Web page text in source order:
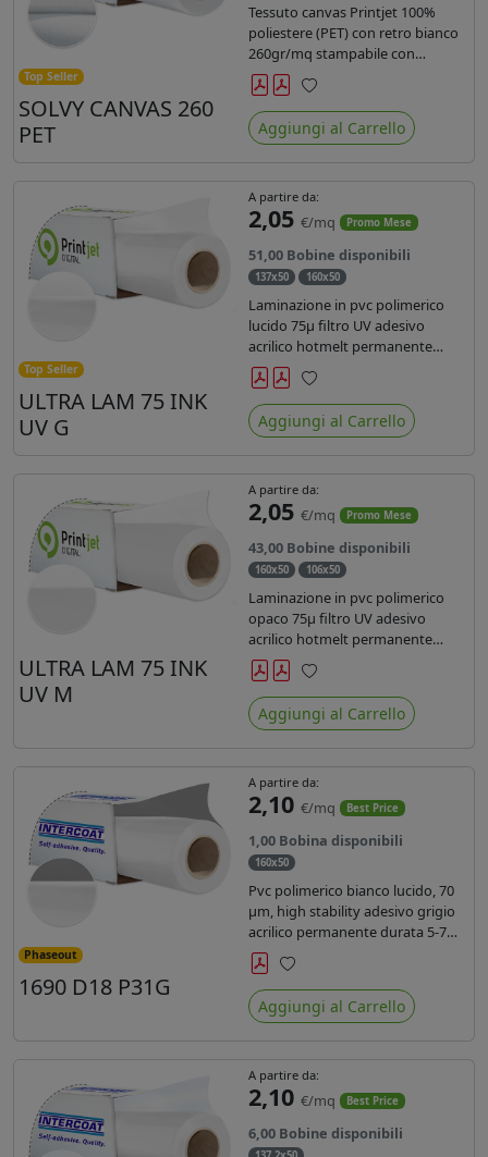
Top Seller
SOLVY CANVAS 260
PET
Tessuto canvas Printjet 100%
poliestere (PET) con retro bianco
260gr/mq stampabile con
inchiostri solvente, ecosolvente,
uv e latex.
Preferiti
Aggiungi al Carrello
Top Seller
ULTRA LAM 75 INK
UV G
A partire da:
2,05 €/mq Promo Mese
51,00 Bobine disponibili
137x50 160x50
Laminazione in pvc polimerico
lucido 75µ filtro UV adesivo
acrilico hotmelt permanente
specifico per stampe con
inchiostri UV durata 7 anni indoor
e 5 outdoor. Dotato di certificato
ignifugo Bs1d0.
Preferiti
Aggiungi al Carrello
ULTRA LAM 75 INK
UV M
A partire da:
2,05 €/mq Promo Mese
43,00 Bobine disponibili
160x50 106x50
Laminazione in pvc polimerico
opaco 75µ filtro UV adesivo
acrilico hotmelt permanente
specifico per stampe con
inchiostri UV durata 7 anni indoor
e 5 outdoor. Dotato di certificato
ignifugo Bs1d0.
Preferiti
Aggiungi al Carrello
Phaseout
1690 D18 P31G
A partire da:
2,10 €/mq Best Price
1,00 Bobina disponibili
160x50
Pvc polimerico bianco lucido, 70
µm, high stability adesivo grigio
acrilico permanente durata 5-7
anni, per stampe con inchiostri
solvente, ecosolvente, UV e latex.
Preferiti
Aggiungi al Carrello
A partire da:
2,10 €/mq Best Price
6,00 Bobine disponibili